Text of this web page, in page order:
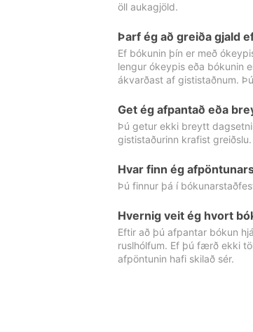
öll aukagjöld.
Þarf ég að greiða gjald
Ef bókunin þín er með
lengur ókeypis eða bókunin
ákvarðast af gististaðnum.
Get ég afpantað eða
Þú getur ekki breytt
gististaðurinn krafist
Hvar finn ég
Þú finnur þá í
Hvernig veit ég hvort
Eftir að þú afpantar bókun
ruslhólfum. Ef þú færð ekki
afpöntunin hafi skilað sér.